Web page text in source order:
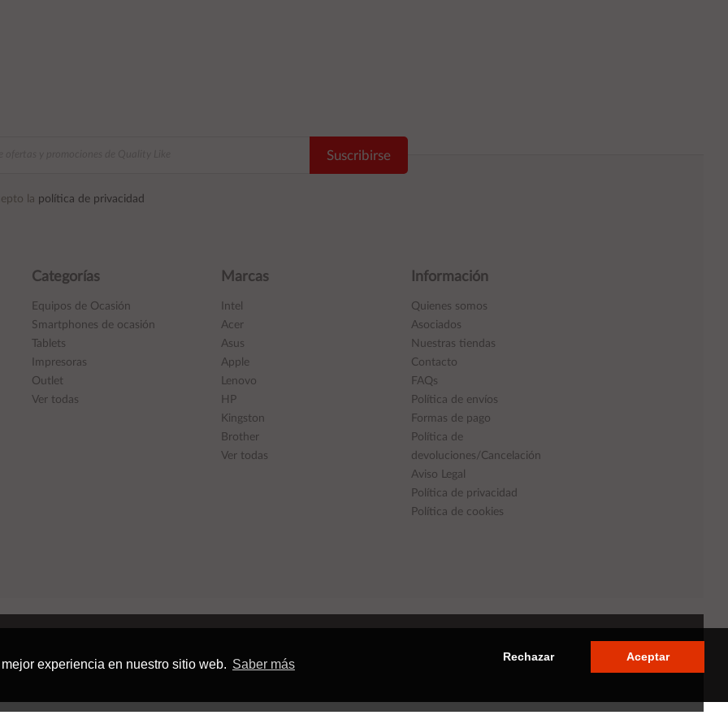
experiencia en nuestro sitio web. Saber más
Rechazar Aceptar
Suscribirse
la política de privacidad
Categorías
Equipos de Ocasión
Smartphones de ocasión
Tablets
Impresoras
Outlet
Ver todas
Marcas
Intel
Acer
Asus
Apple
Lenovo
HP
Kingston
Brother
Ver todas
Información
Quienes somos
Asociados
Nuestras tiendas
Contacto
FAQs
Política de envíos
Formas de pago
Política de
devoluciones/Cancelación
Aviso Legal
Política de privacidad
Política de cookies